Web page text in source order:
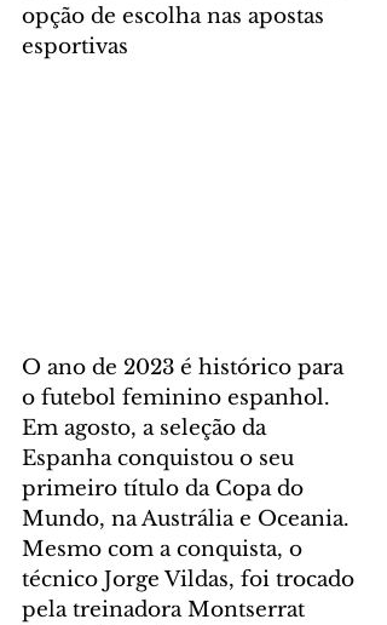
opção de escolha nas apostas
esportivas
O ano de 2023 é histórico para
o futebol feminino espanhol.
Em agosto, a seleção da
Espanha conquistou o seu
primeiro título da Copa do
Mundo, na Austrália e Oceania.
Mesmo com a conquista, o
técnico Jorge Vildas, foi trocado
pela treinadora Montserrat